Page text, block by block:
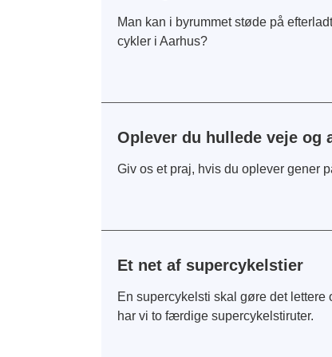
Man kan i byrummet støde på
cykler i Aarhus?
Oplever du hullede veje og
Giv os et praj, hvis du oplever gener
Et net af supercykelstier
En supercykelsti skal gøre det
har vi to færdige supercykelstiruter.